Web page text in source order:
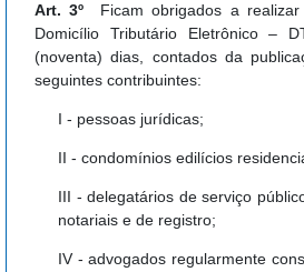
Art. 3º Ficam obrigados a
Domicílio Tributário Eletrônico –
(noventa) dias, contados da
seguintes contribuintes:
I - pessoas jurídicas;
II - condomínios edilícios
III - delegatários de serviço
notariais e de registro;
IV - advogados regularmente